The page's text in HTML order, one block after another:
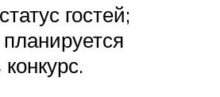
гостей;